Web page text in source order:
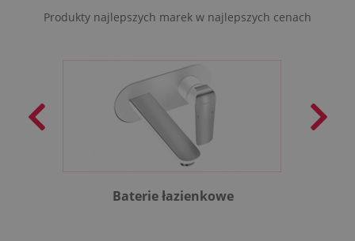
Produkty najlepszych marek w najlepszych cenach
Baterie łazienkowe